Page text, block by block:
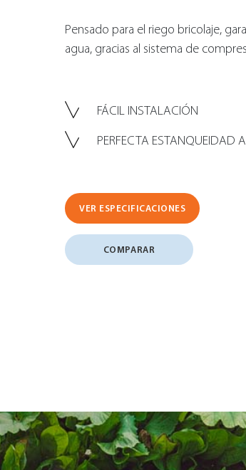
Pensado para el riego bricolaje,
agua, gracias al sistema de
FÁCIL INSTALACIÓN
PERFECTA ESTANQUEIDAD
VER ESPECIFICACIONES
COMPARAR